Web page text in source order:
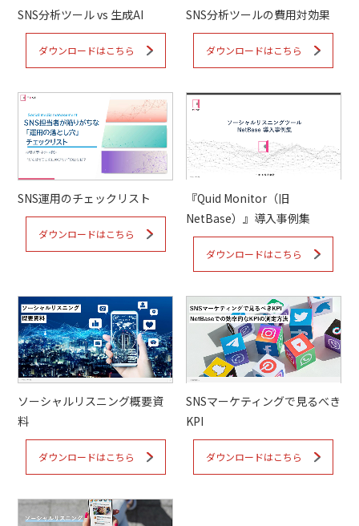
SNS分析ツール vs 生成AI
ダウンロードはこちら
SNS分析ツールの費用対効果
ダウンロードはこちら
SNS運用のチェックリスト
ダウンロードはこちら
『Quid Monitor（旧
NetBase）』導入事例集
ダウンロードはこちら
ソーシャルリスニング概要資
料
ダウンロードはこちら
SNSマーケティングで見るべき
KPI
ダウンロードはこちら